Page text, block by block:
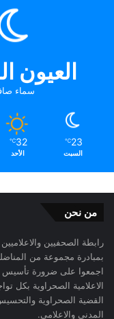
العيون
سماء
23
℃
السبت
32
℃
الأحد
من نحن
بمبادرة مجموعة من
اجمعوا على ضرورة تأسيس
الاعلامية الصحراوية بكل
القضية الصحراوية
المدني والاعلامي.